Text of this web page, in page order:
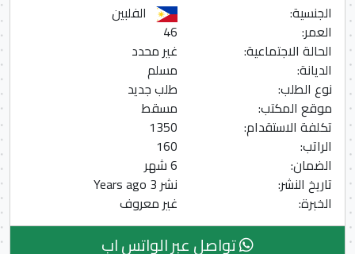
الجنسية:
الفلبين
العمر:
46
الحالة الاجتماعية:
غير محدد
الديانة:
مسلم
نوع الطلب:
طلب جديد
موقع المكتب:
مسقط
تكلفة الاستقدام:
1350
الراتب:
160
الضمان:
6 شهر
تاريخ النشر:
نشر 3 Years ago
الخبرة:
غير معروف
تواصل عبر الواتس اب